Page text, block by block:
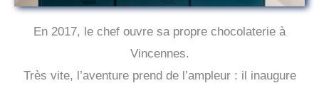
En 2017, le chef ouvre sa propre chocolaterie à
Vincennes.
Très vite, l’aventure prend de l’ampleur : il inaugure